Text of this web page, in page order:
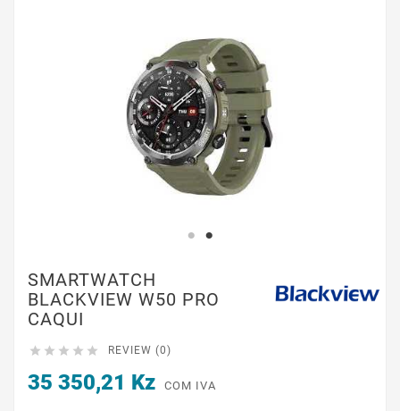
SMARTWATCH
BLACKVIEW W50 PRO
CAQUI
     REVIEW (0)
35 350,21 Kz COM IVA